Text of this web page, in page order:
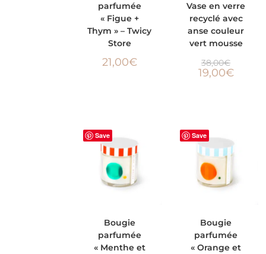
PANIER
parfumée
« Figue +
Thym » – Twicy
Store
21,00€
PANIER
Vase en verre
recyclé avec
anse couleur
vert mousse
38,00€
19,00€
Save
PANIER
Bougie
parfumée
« Menthe et
Save
PANIER
Bougie
parfumée
« Orange et